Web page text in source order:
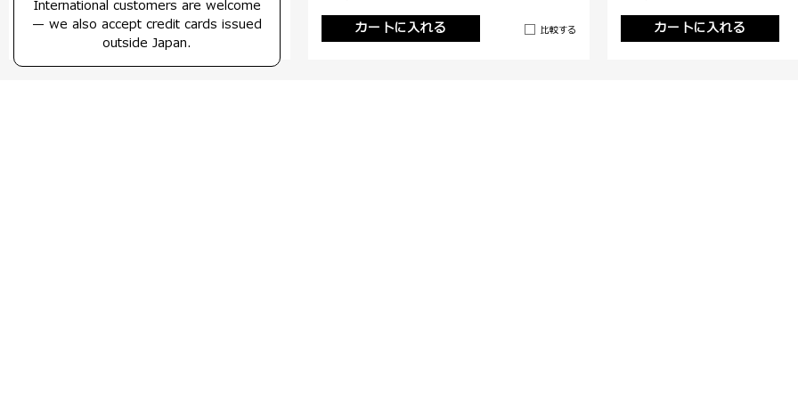
International customers are welcome
— we also accept credit cards issued
outside Japan.
カートに入れる
比較する
カートに入れる
比較する
カートに入れる